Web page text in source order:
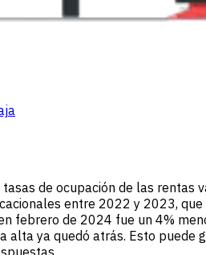
de ocupación de las rentas
entre 2022 y 2023,
febrero de 2024 fue un 4%
ya quedó atrás. Esto puede